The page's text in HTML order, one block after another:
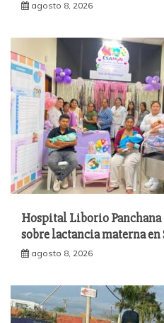
agosto 8, 2026
Hospital Liborio
sobre lactancia materna en
agosto 8, 2026